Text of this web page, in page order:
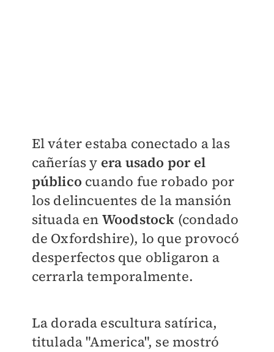
El váter estaba conectado a las
cañerías y era usado por el
público cuando fue robado por
los delincuentes de la mansión
situada en Woodstock (condado
de Oxfordshire), lo que provocó
desperfectos que obligaron a
cerrarla temporalmente.
La dorada escultura satírica,
titulada "America", se mostró